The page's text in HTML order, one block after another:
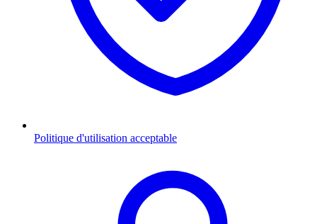
Politique d'utilisation acceptable